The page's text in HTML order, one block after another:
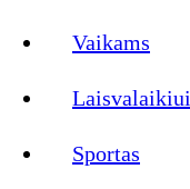
Vaikams
Laisvalaikiui
Sportas